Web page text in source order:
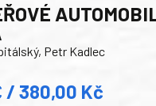
Petr Kadlec
/ 380,00 Kč